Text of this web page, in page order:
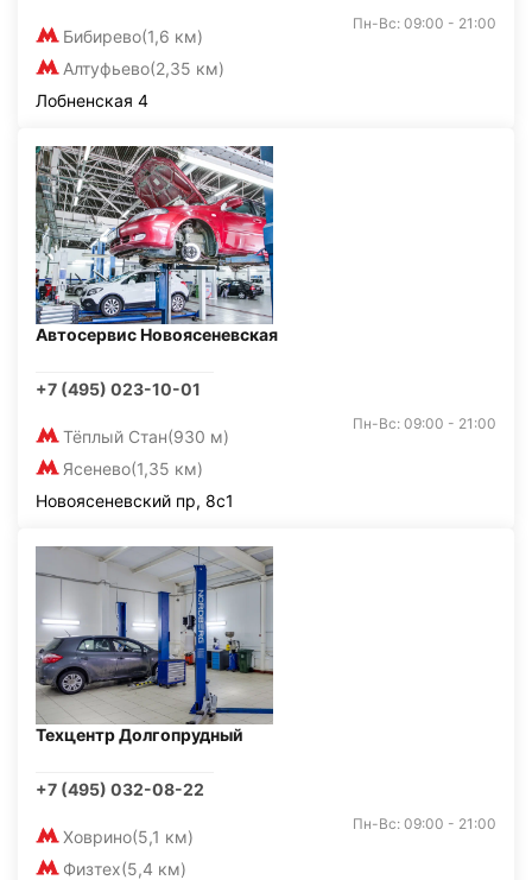
Бибирево(1,6 км)
Алтуфьево(2,35 км)
Пн-Вс: 09:00 - 21:00
Лобненская 4
Автосервис Новоясеневская
+7 (495) 023-10-01
Тёплый Стан(930 м)
Ясенево(1,35 км)
Пн-Вс: 09:00 - 21:00
Новоясеневский пр, 8с1
Техцентр Долгопрудный
+7 (495) 032-08-22
Ховрино(5,1 км)
Физтех(5,4 км)
Пн-Вс: 09:00 - 21:00